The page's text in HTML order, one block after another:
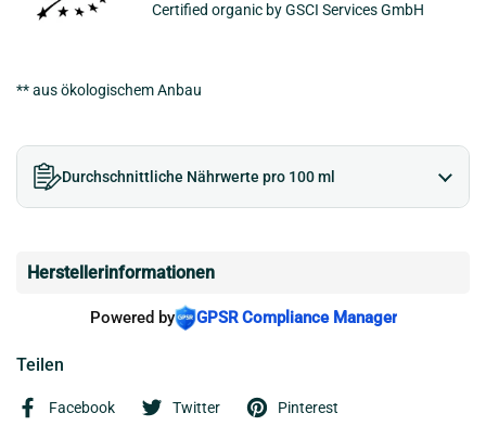
Certified organic by GSCI Services GmbH
** aus ökologischem Anbau
Durchschnittliche Nährwerte pro 100 ml
Herstellerinformationen
Powered by GPSR Compliance Manager
Teilen
Facebook Twitter Pinterest